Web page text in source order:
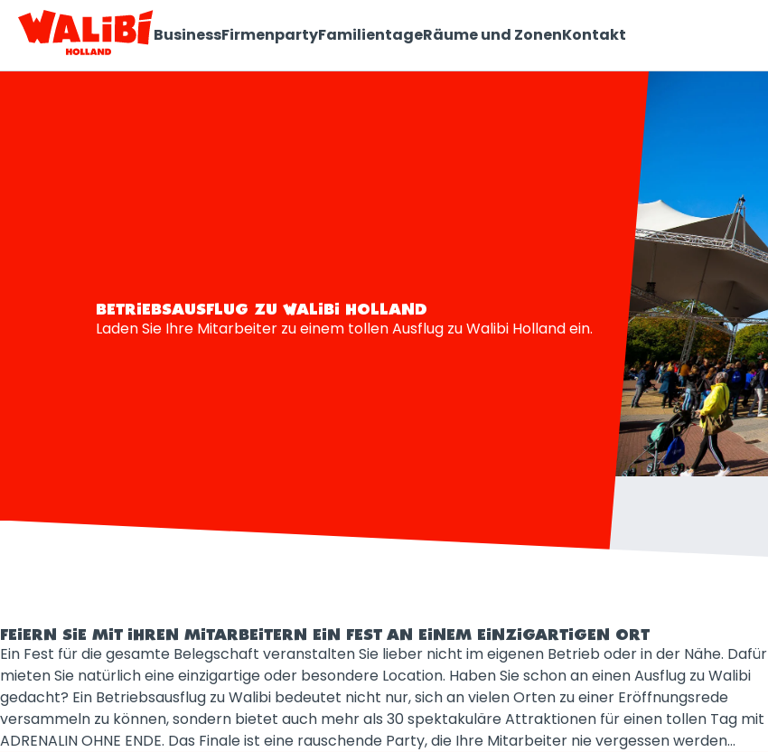
BusinessFirmenpartyFamilientageRäume und ZonenKontakt
BETRIEBSAUSFLUG ZU WALIBI HOLLAND
Laden Sie Ihre Mitarbeiter zu einem tollen Ausflug zu Walibi Holland ein.
FEIERN SIE MIT IHREN MITARBEITERN EIN FEST AN EINEM EINZIGARTIGEN ORT
Ein Fest für die gesamte Belegschaft veranstalten Sie lieber nicht im eigenen Betrieb oder in der Nähe. Dafür
mieten Sie natürlich eine einzigartige oder besondere Location. Haben Sie schon an einen Ausflug zu Walibi
gedacht? Ein Betriebsausflug zu Walibi bedeutet nicht nur, sich an vielen Orten zu einer Eröffnungsrede
versammeln zu können, sondern bietet auch mehr als 30 spektakuläre Attraktionen für einen tollen Tag mit
ADRENALIN OHNE ENDE. Das Finale ist eine rauschende Party, die Ihre Mitarbeiter nie vergessen werden...